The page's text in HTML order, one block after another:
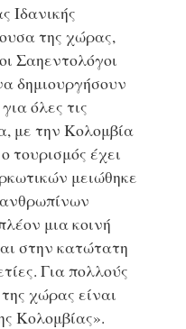
Ιδανικής
της χώρας,
Σαηεντολόγοι
δημιουργήσουν
όλες τις
με την Κολομβία
τουρισμός έχει
μειώθηκε
μια κοινή
στην κατώτατη
Για πολλούς
χώρας είναι
Κολομβίας».